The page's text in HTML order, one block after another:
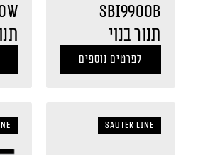
SBI9900B
תנור בנוי
לפרטים נוספים
sauter LINE